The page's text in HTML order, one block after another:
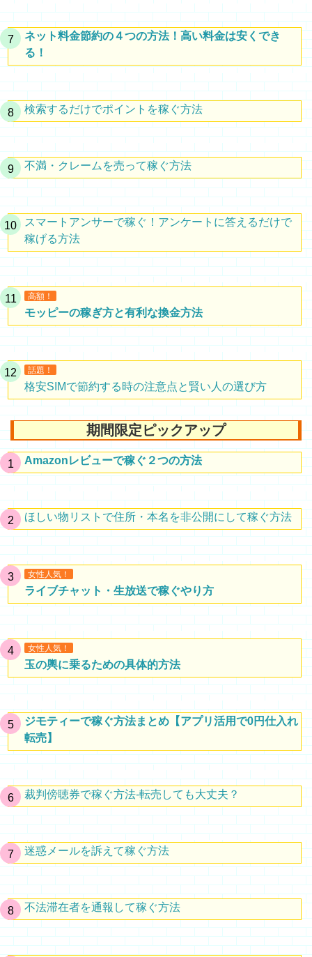
ネット料金節約の４つの方法！高い料金は安くでき
る！
検索するだけでポイントを稼ぐ方法
不満・クレームを売って稼ぐ方法
スマートアンサーで稼ぐ！アンケートに答えるだけで
稼げる方法
高額！
モッピーの稼ぎ方と有利な換金方法
話題！
格安SIMで節約する時の注意点と賢い人の選び方
期間限定ピックアップ
Amazonレビューで稼ぐ２つの方法
ほしい物リストで住所・本名を非公開にして稼ぐ方法
女性人気！
ライブチャット・生放送で稼ぐやり方
女性人気！
玉の輿に乗るための具体的方法
ジモティーで稼ぐ方法まとめ【アプリ活用で0円仕入れ
転売】
裁判傍聴券で稼ぐ方法-転売しても大丈夫？
迷惑メールを訴えて稼ぐ方法
不法滞在者を通報して稼ぐ方法